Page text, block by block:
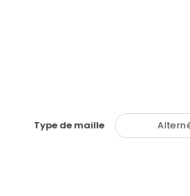
Type de maille